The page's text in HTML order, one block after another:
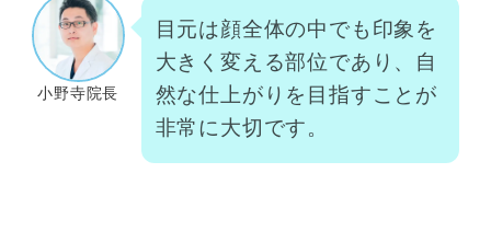
小野寺院長
目元は顔全体の中でも印象を
大きく変える部位であり、自
然な仕上がりを目指すことが
非常に大切です。